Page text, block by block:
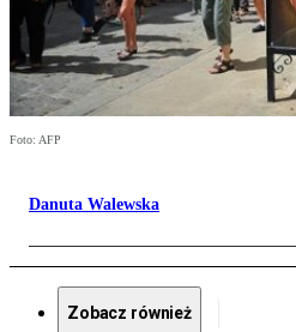
Foto: AFP
Danuta Walewska
Zobacz również